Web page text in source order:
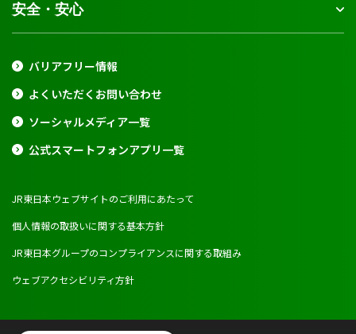
安全・安心
バリアフリー情報
よくいただくお問い合わせ
ソーシャルメディア一覧
公式スマートフォンアプリ一覧
JR東日本ウェブサイトのご利用にあたって
個人情報の取扱いに関する基本方針
JR東日本グループのコンプライアンスに関する取組み
ウェブアクセシビリティ方針